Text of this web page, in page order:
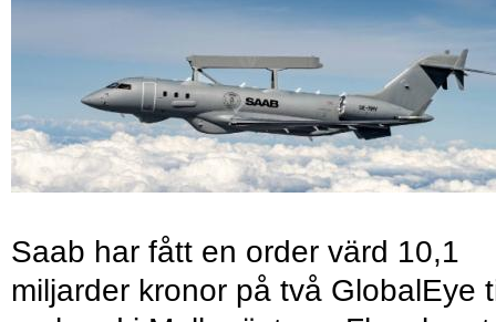
Saab har fått en order värd 10,1
miljarder kronor på två GlobalEye